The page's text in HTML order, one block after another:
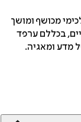
מכושף ומושך
בכללם ערפד
מדע ומאגיה.